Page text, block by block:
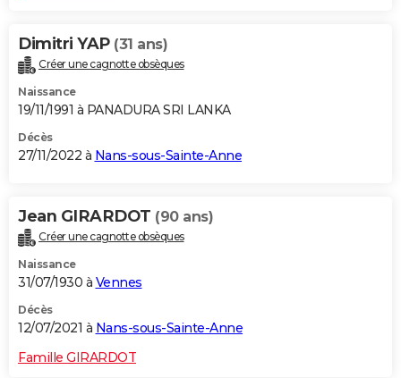
Dictionnaire
Biographies
Citations
Expressions
Proverbes
PROGRAMME TV
COPAINS D'AVANT
S'inscrire
Se connecter
Lycées
Collèges
Primaires
Universités
Entreprises
Service militaire
Avis de recherche
AVIS DE DÉCÈS
Dimitri YAP (31 ans)
Créer une cagnotte obsèques
Naissance
19/11/1991 à PANADURA SRI LANKA
Décès
27/11/2022 à Nans-sous-Sainte-Anne
Jean GIRARDOT (90 ans)
Créer une cagnotte obsèques
Naissance
31/07/1930 à Vennes
Décès
12/07/2021 à Nans-sous-Sainte-Anne
Famille GIRARDOT